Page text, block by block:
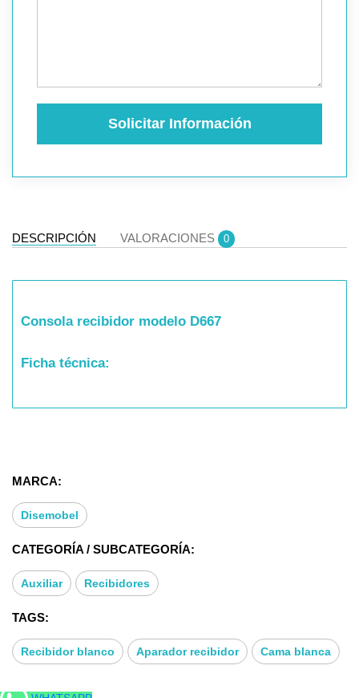
Solicitar Información
DESCRIPCIÓN VALORACIONES 0
Consola recibidor modelo D667
Ficha técnica:
MARCA:
Disemobel
CATEGORÍA / SUBCATEGORÍA:
Auxiliar Recibidores
TAGS:
Recibidor blanco Aparador recibidor Cama blanca